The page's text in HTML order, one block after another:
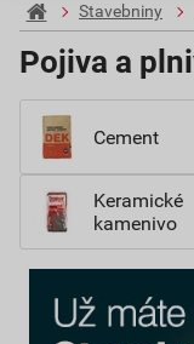
Stavebniny
Pojiva a
Cement
Keramické
kamenivo